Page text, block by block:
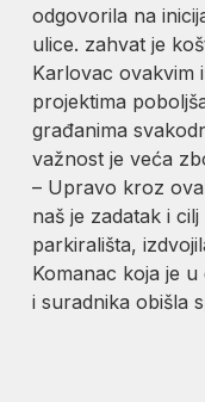
odgovorila na
ulice. zahvat je
Karlovac ovakvim
projektima
građanima
važnost je veća
– Upravo kroz
naš je zadatak i
parkirališta,
Komanac koja je
i suradnika obišla